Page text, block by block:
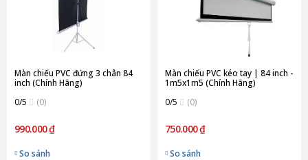
Màn chiếu PVC đứng 3 chân 84
inch (Chính Hãng)
0/5
(0)
990.000 ₫
So sánh
Màn chiếu PVC kéo tay | 84 inch -
1m5x1m5 (Chính Hãng)
0/5
(0)
750.000 ₫
So sánh